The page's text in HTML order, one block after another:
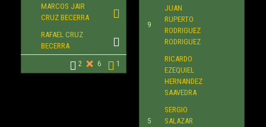
MARCOS JAIR
CRUZ BECERRA
RAFAEL CRUZ
BECERRA
2
6 1
9
JUAN
RUPERTO
RODRIGUEZ
RODRIGUEZ
RICARDO
EZEQUIEL
HERNANDEZ
SAAVEDRA
5
SERGIO
SALAZAR